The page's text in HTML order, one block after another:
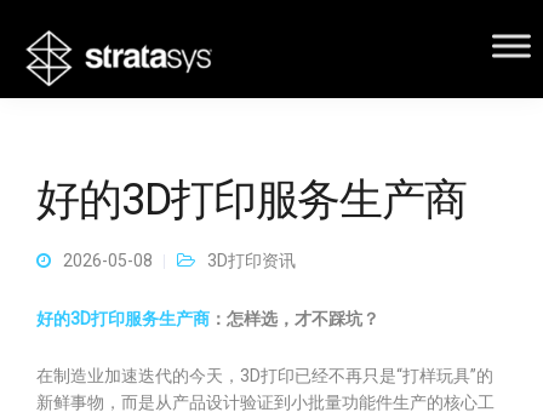
好的3D打印服务生产商
2026-05-08 3D打印资讯
好的3D打印服务生产商 ：怎样选，才不踩坑？
在制造业加速迭代的今天，3D打印已经不再只是“打样玩具”的
新鲜事物，而是从产品设计验证到小批量功能件生产的核心工